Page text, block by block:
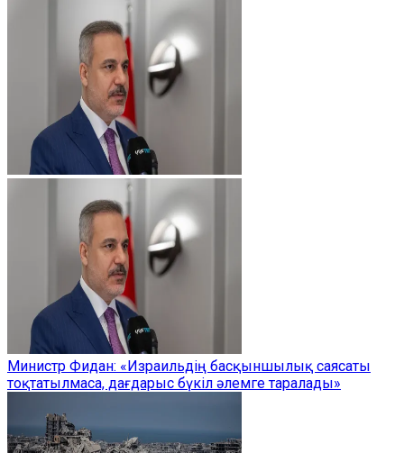
Министр Фидан: «Израильдің басқыншылық саясаты
тоқтатылмаса, дағдарыс бүкіл әлемге таралады»